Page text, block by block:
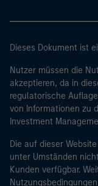
Dieses Dokument ist
Nutzer müssen die
akzeptieren, da in
regulatorische
von Informationen zu
Investment
Die auf dieser
unter Umständen
Kunden verfügbar.